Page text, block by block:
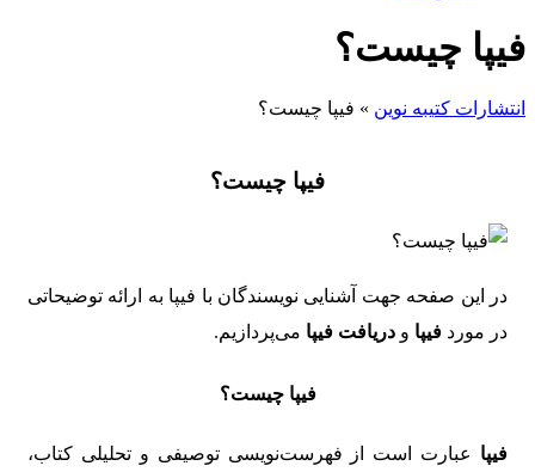
فیپا چیست؟
انتشارات کتیبه نوین » فیپا چیست؟
فیپا چیست؟
در این صفحه جهت آشنایی نویسندگان با فیپا به ارائه توضیحاتی
در مورد فیپا و دریافت فیپا می‌پردازیم.
فیپا چیست؟
فیپا عبارت است از فهرست‌نویسی توصیفی و تحلیلی کتاب،